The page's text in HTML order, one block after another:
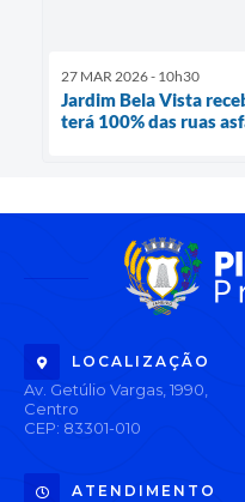
27 MAR 2026 - 10h30
Jardim Bela Vista
terá 100% das ruas
LOCALIZAÇÃO
Av. Getúlio Vargas, 1990,
Centro
CEP: 83301-010
ATENDIMENTO